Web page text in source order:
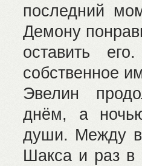
последний
Демону
оставить
собственное
Эвелин
днём, а
души. Между
Шакса и раз в